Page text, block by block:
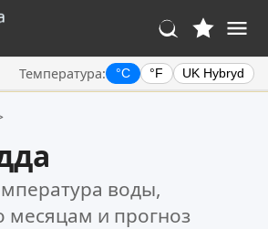
Температура: °C °F UK Hybryd
воды,
месяцам и прогноз